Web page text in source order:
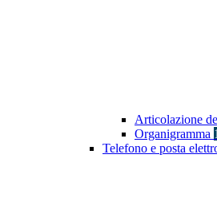
Articolazione
Organigramma 1
Telefono e posta